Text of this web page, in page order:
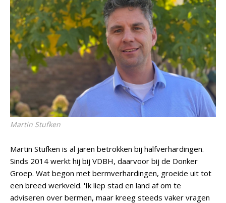
Martin Stufken
Martin Stufken is al jaren betrokken bij halfverhardingen.
Sinds 2014 werkt hij bij VDBH, daarvoor bij de Donker
Groep. Wat begon met bermverhardingen, groeide uit tot
een breed werkveld. 'Ik liep stad en land af om te
adviseren over bermen, maar kreeg steeds vaker vragen